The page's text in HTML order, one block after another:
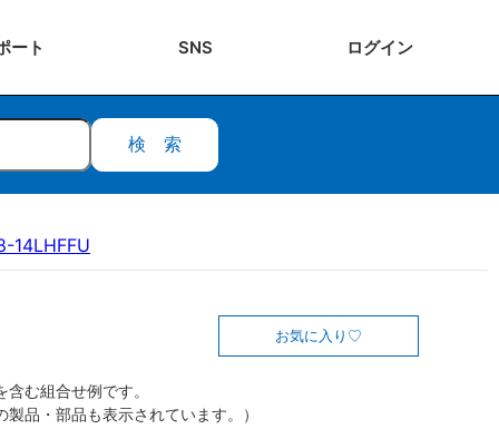
ート SNS ログイン
検索
14LHFFU
お気に入り
む組合せ例です。
製品・部品も表示されています。）